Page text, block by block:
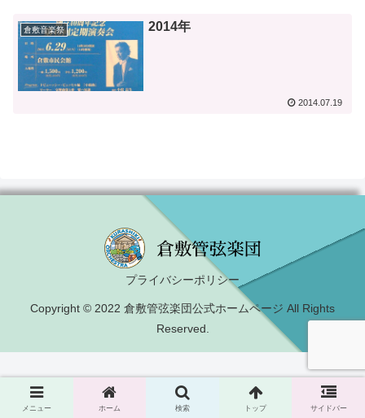
倉敷音楽祭 2014年
2014.07.19
プライバシーポリシー
Copyright © 2022 倉敷管弦楽団公式ホームページ All Rights
Reserved.
メニュー ホーム 検索 トップ サイドバー